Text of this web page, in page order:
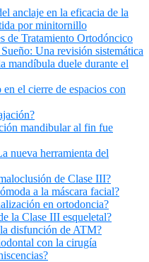
anclaje en la eficacia de la
por minitornillo
de Tratamiento Ortodóncico
Una revisión sistemática
mandíbula duele durante el
el cierre de espacios con
mandibular al fin fue
nueva herramienta del
de Clase III?
a la máscara facial?
en ortodoncia?
la Clase III esqueletal?
disfunción de ATM?
con la cirugía